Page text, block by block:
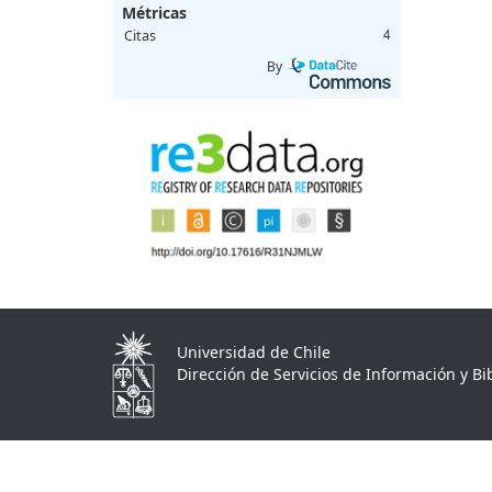
Métricas
Citas 4
By
Universidad de Chile
Dirección de Servicios de Información y